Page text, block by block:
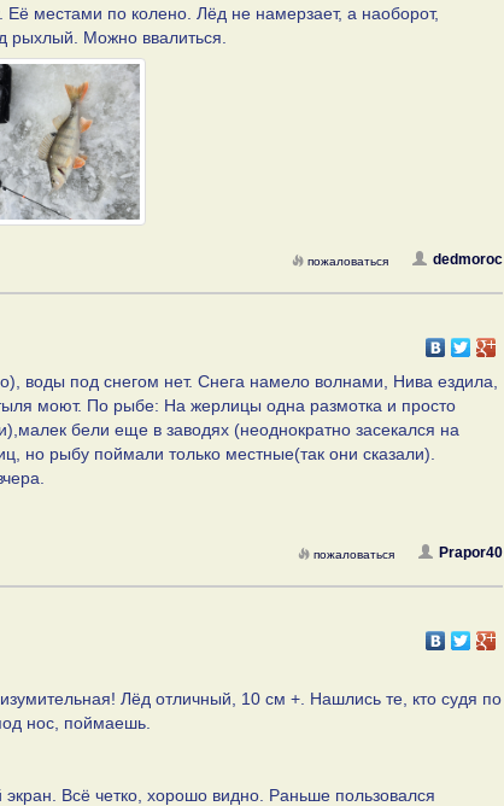
Её местами по колено. Лёд не намерзает, а наоборот,
рыхлый. Можно ввалиться.
dedmoroc
пожаловаться
воды под снегом нет. Снега намело волнами, Нива ездила,
моют. По рыбе: На жерлицы одна размотка и просто
бели еще в заводях (неоднократно засекался на
но рыбу поймали только местные(так они сказали).
Prapor40
пожаловаться
Лёд отличный, 10 см +. Нашлись те, кто судя по
нос, поймаешь.
Всё четко, хорошо видно. Раньше пользовался